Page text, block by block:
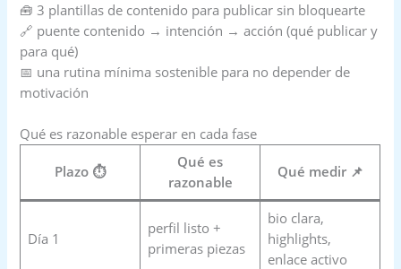
🧰 3 plantillas de contenido para publicar sin bloquearte
🔗 puente contenido → intención → acción (qué publicar y
para qué)
📅 una rutina mínima sostenible para no depender de
motivación
Qué es razonable esperar en cada fase
Plazo ⏱️
Qué es
razonable
Qué medir 📌
Día 1
perfil listo +
primeras piezas
bio clara,
highlights,
enlace activo